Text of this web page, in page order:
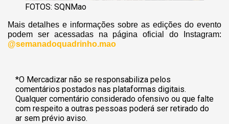
FOTOS: SQNMao
Mais detalhes e informações sobre as edições do evento
podem ser acessadas na página oficial do Instagram:
@semanadoquadrinho.mao
*O Mercadizar não se responsabiliza pelos
comentários postados nas plataformas digitais.
Qualquer comentário considerado ofensivo ou que falte
com respeito a outras pessoas poderá ser retirado do
ar sem prévio aviso.